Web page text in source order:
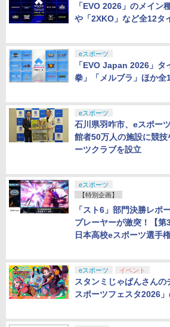
「EVO 2026」のメイン
や「2XKO」など全12タ
eスポーツ
「EVO Japan 2026」
拳」「メルブラ」ほか全
eスポーツ
石川県羽咋市、eスポー
館者50万人の施設に競
ーツクラブを設立
eスポーツ
【特別企画】
「スト6」部門決勝レポ
プレーヤーが激突！【
日本高校eスポーツ選手権
eスポーツ イベント
スタンミじゃぱんさん
スポーツフェスタ2026